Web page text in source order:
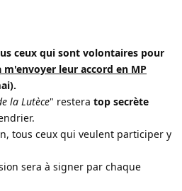
ceux qui sont volontaires pour
m'envoyer leur accord en MP
la Lutèce" restera top secrète
tous ceux qui veulent participer y
sera à signer par chaque